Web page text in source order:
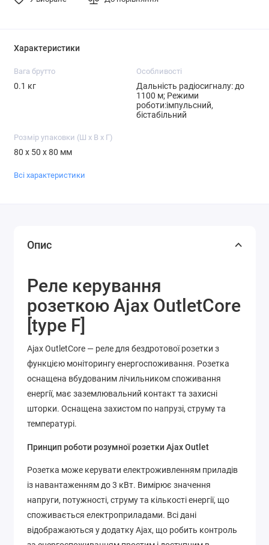
Характеристики
Вага брутто
0.1 кг
Особливості
Дальність радіосигналу: до
1100 м; Режими
роботи:імпульсний,
бістабільний
Розмір упаковки (Ш х В х Г)
80 x 50 x 80 мм
Всі характеристики
Опис
Реле керування
розеткою Ajax OutletCore
[type F]
Ajax OutletCore — реле для бездротової розетки з
функцією моніторингу енергоспоживання. Розетка
оснащена вбудованим лічильником споживання
енергії, має заземлювальний контакт та захисні
шторки. Оснащена захистом по напрузі, струму та
температурі.
Принцип роботи розумної розетки Ajax Outlet
Розетка може керувати електроживленням приладів
із навантаженням до 3 кВт. Вимірює значення
напруги, потужності, струму та кількості енергії, що
споживається електроприладами. Всі дані
відображаються у додатку Ajax, що робить контроль